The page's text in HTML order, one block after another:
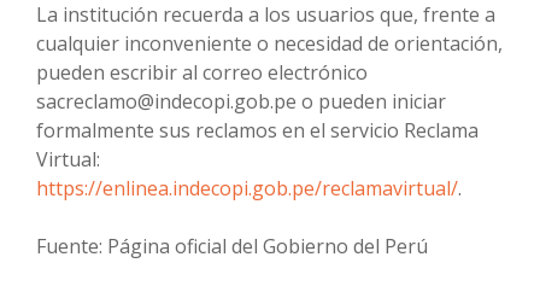
La institución recuerda a los usuarios que, frente a
cualquier inconveniente o necesidad de orientación,
pueden escribir al correo electrónico
sacreclamo@indecopi.gob.pe o pueden iniciar
formalmente sus reclamos en el servicio Reclama
Virtual:
https://enlinea.indecopi.gob.pe/reclamavirtual/.
Fuente: Página oficial del Gobierno del Perú